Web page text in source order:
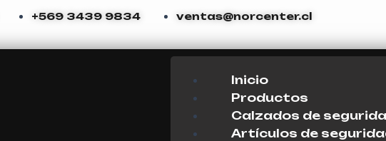
+569 3439 9834 ventas@norcenter.cl
Inicio
Productos
Calzados de
Artículos de